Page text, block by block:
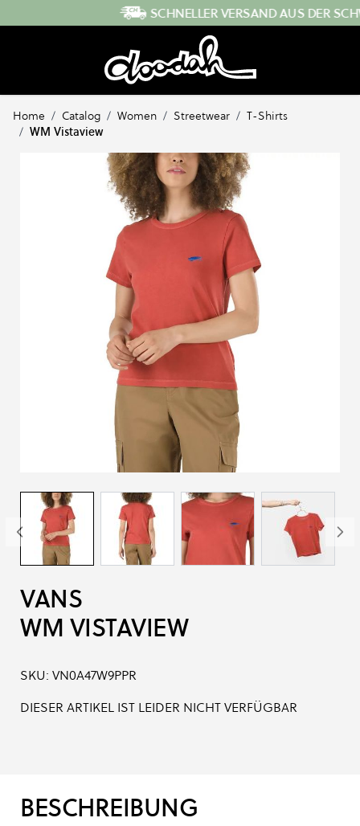
SCHNELLER VERSAND AUS DER SCHWEIZ
Home / Catalog / Women / Streetwear / T-Shirts
/ WM Vistaview
VANS
WM VISTAVIEW
SKU: VN0A47W9PPR
DIESER ARTIKEL IST LEIDER NICHT VERFÜGBAR
BESCHREIBUNG